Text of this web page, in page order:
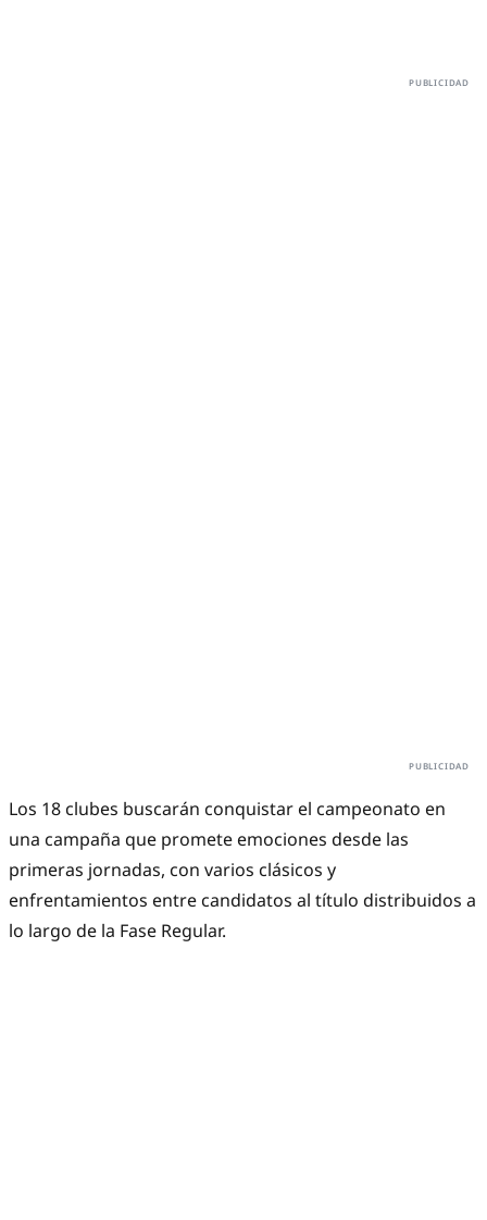
Los 18 clubes buscarán conquistar el campeonato en
una campaña que promete emociones desde las
primeras jornadas, con varios clásicos y
enfrentamientos entre candidatos al título distribuidos a
lo largo de la Fase Regular.